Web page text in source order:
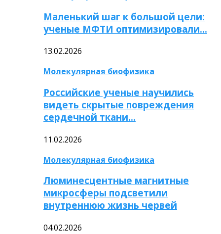
Маленький шаг к большой цели:
ученые МФТИ оптимизировали…
13.02.2026
Молекулярная биофизика
Российские ученые научились
видеть скрытые повреждения
сердечной ткани…
11.02.2026
Молекулярная биофизика
Люминесцентные магнитные
микросферы подсветили
внутреннюю жизнь червей
04.02.2026